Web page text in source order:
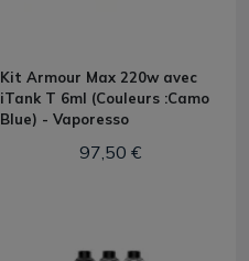
Kit Armour Max 220w avec
iTank T 6ml (Couleurs :Camo
Blue) - Vaporesso
97,50 €